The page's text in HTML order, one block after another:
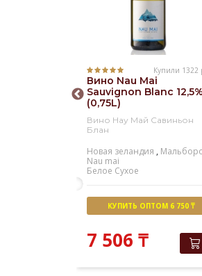
Купили 1322
Вино Nau Mai
Sauvignon Blanc 12,5%
(0,75L)
Вино Нау Май Савиньон
Блан
Новая зеландия ,
Nau mai
Белое Сухое
КУПИТЬ ОПТОМ 6 750 ₸
7 506 ₸